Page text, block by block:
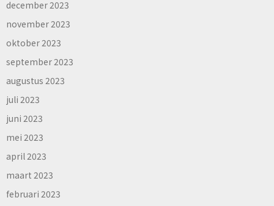
december 2023
november 2023
oktober 2023
september 2023
augustus 2023
juli 2023
juni 2023
mei 2023
april 2023
maart 2023
februari 2023